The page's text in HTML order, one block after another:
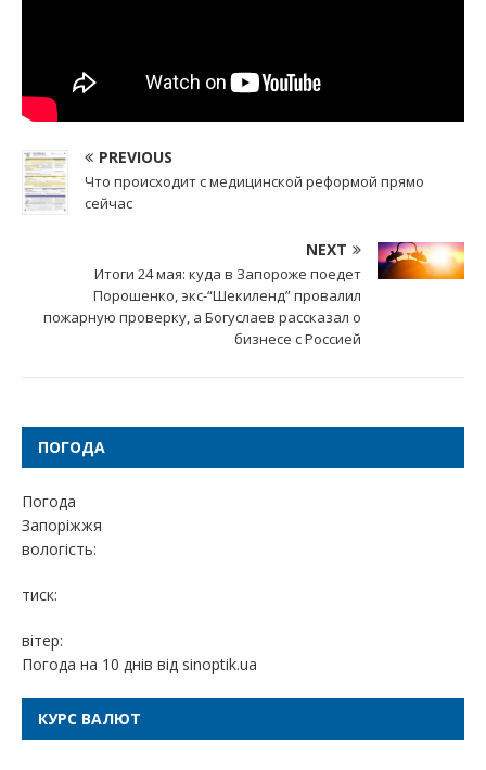
PREVIOUS
Что происходит с медицинской реформой прямо
сейчас
NEXT
Итоги 24 мая: куда в Запороже поедет
Порошенко, экс-“Шекиленд” провалил
пожарную проверку, а Богуслаев рассказал о
бизнесе с Россией
ПОГОДА
Погода
Запоріжжя
вологість:
тиск:
вітер:
Погода на 10 днів від sinoptik.ua
КУРС ВАЛЮТ